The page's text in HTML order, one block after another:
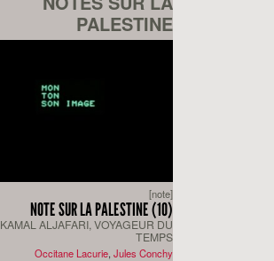
PALESTINE
[note]
NOTE SUR LA PALESTINE (10)
KAMAL ALJAFARI, VOYAGEUR DU
TEMPS
Occitane Lacurie, Jules Conchy